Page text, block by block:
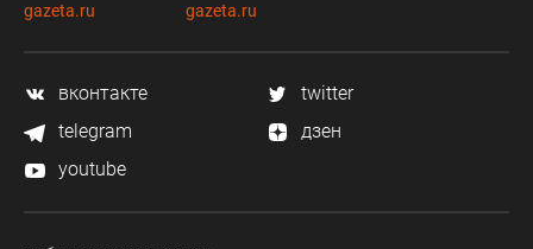
gazeta.ru
gazeta.ru
вконтакте
twitter
telegram
дзен
youtube